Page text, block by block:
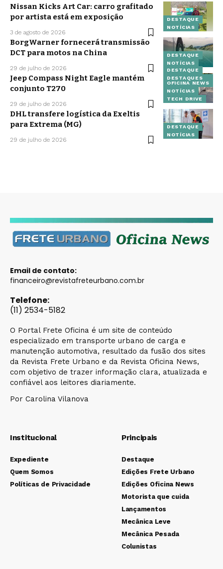
DESTAQUE
NOTÍCIAS
Nissan Kicks Art Car: carro grafitado
por artista está em exposição
3 de agosto de 2026
DESTAQUE
NOTÍCIAS
BorgWarner fornecerá transmissão
DCT para motos na China
29 de julho de 2026
DESTAQUE
DESTAQUES
OFICINA NEWS
NOTÍCIAS
TECH DRIVE
Jeep Compass Night Eagle mantém
conjunto T270
29 de julho de 2026
DESTAQUE
NOTÍCIAS
DHL transfere logística da Exeltis
para Extrema (MG)
29 de julho de 2026
Email de contato:
financeiro@revistafreteurbano.com.br
Telefone:
(11) 2534-5182
O Portal Frete Oficina é um site de conteúdo
especializado em transporte urbano de carga e
manutenção automotiva, resultado da fusão dos sites
da Revista Frete Urbano e da Revista Oficina News,
com objetivo de trazer informação clara, atualizada e
confiável aos leitores diariamente.
Por Carolina Vilanova
Institucional
Expediente
Quem Somos
Políticas de Privacidade
Principais
Destaque
Edições Frete Urbano
Edições Oficina News
Motorista que cuida
Lançamentos
Mecânica Leve
Mecânica Pesada
Colunistas